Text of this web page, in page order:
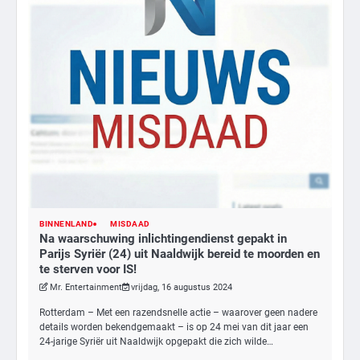
BINNENLAND MISDAAD
Na waarschuwing inlichtingendienst gepakt in
Parijs Syriër (24) uit Naaldwijk bereid te moorden en
te sterven voor IS!
Mr. Entertainment vrijdag, 16 augustus 2024
Rotterdam – Met een razendsnelle actie – waarover geen nadere
details worden bekendgemaakt – is op 24 mei van dit jaar een
24-jarige Syriër uit Naaldwijk opgepakt die zich wilde…
Nick Reiner, zoon van regisseur Rob
Reiner, gearresteerd na dood ouders
Ms. Army Girl